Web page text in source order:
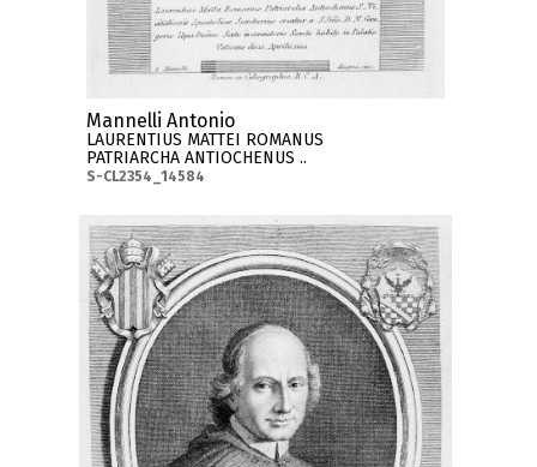
Mannelli Antonio
LAURENTIUS MATTEI ROMANUS
PATRIARCHA ANTIOCHENUS ..
S-CL2354_14584